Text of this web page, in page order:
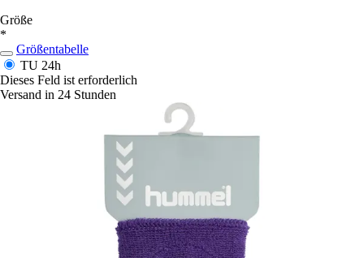
Größe
*
Größentabelle
TU 24h
Dieses Feld ist erforderlich
Versand in 24 Stunden